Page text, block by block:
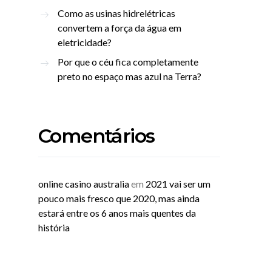
Como as usinas hidrelétricas
convertem a força da água em
eletricidade?
Por que o céu fica completamente
preto no espaço mas azul na Terra?
Comentários
online casino australiaem 2021 vai ser um
pouco mais fresco que 2020, mas ainda
estará entre os 6 anos mais quentes da
história